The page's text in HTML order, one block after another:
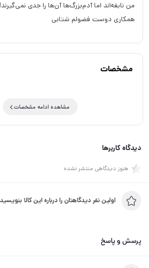
من نابغه‌اند اما آدم‌بزرگ‌ها آن‌ها را جدی
همکاری دوست فضولم شتابی
مشخصات
مشاهده ادامه مشخصات
دیدگاه کاربرها
هنوز دیدگاهی منتشر نشده
اولین نفر دیدگاهتان را درباره این کالا بنویسید
پرسش و پاسخ